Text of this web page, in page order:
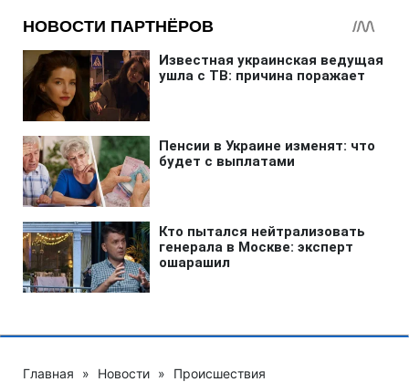
Главная » Новости » Происшествия